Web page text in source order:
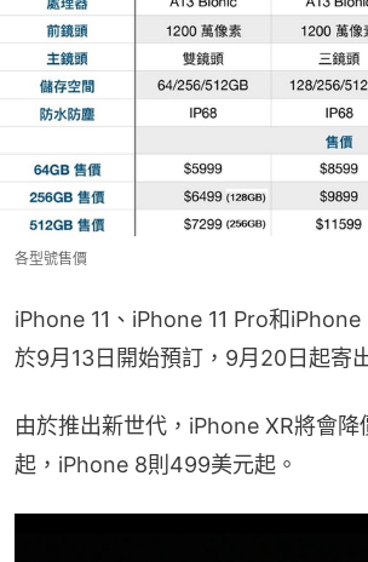
各型號售價
iPhone 11、iPhone 11 Pro和iPhone
於9月13日開始預訂，9月20日起寄
由於推出新世代，iPhone XR將會
起，iPhone 8則499美元起。